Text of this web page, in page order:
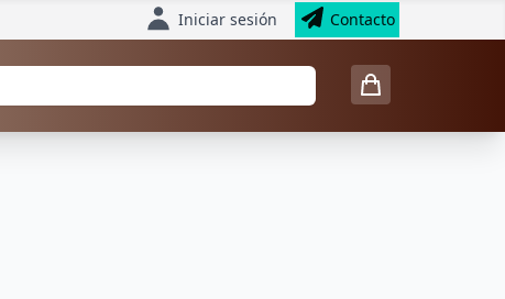
Iniciar sesión Contacto